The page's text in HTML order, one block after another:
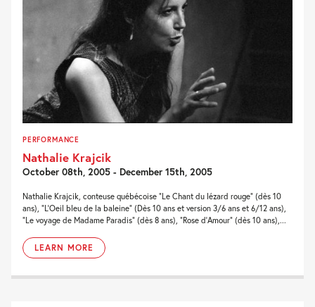
PERFORMANCE
Nathalie Krajcik
October 08th, 2005 - December 15th, 2005
Nathalie Krajcik, conteuse québécoise “Le Chant du lézard rouge” (dès 10
ans), “L’Oeil bleu de la baleine” (Dès 10 ans et version 3/6 ans et 6/12 ans),
“Le voyage de Madame Paradis” (dès 8 ans), “Rose d’Amour” (dès 10 ans),...
LEARN MORE